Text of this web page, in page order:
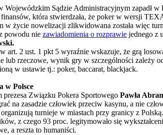
Wojewódzkim Sądzie Administracyjnym zapadł
która stwierdzała, że poker w wersji
w życie nowelizacji zlikwidowana została więc
powodu nie zawiadomienia o rozprawie jednego z
art. 2 ust. 1 pkt 5 wyraźnie wskazuje, że grą
lub rzeczowe, wynik gry w szczególności zależy
w ustawie tj.: poker, baccarat, blackjack.
w Polsce
prezesa Związku Pokera Sportowego Pawła
na zasadzie człowiek przeciw kasynu, a nie
turnieje w miastach przy granicy z
z czego 93 proc. legitymowało się
a reszta to humaniści.